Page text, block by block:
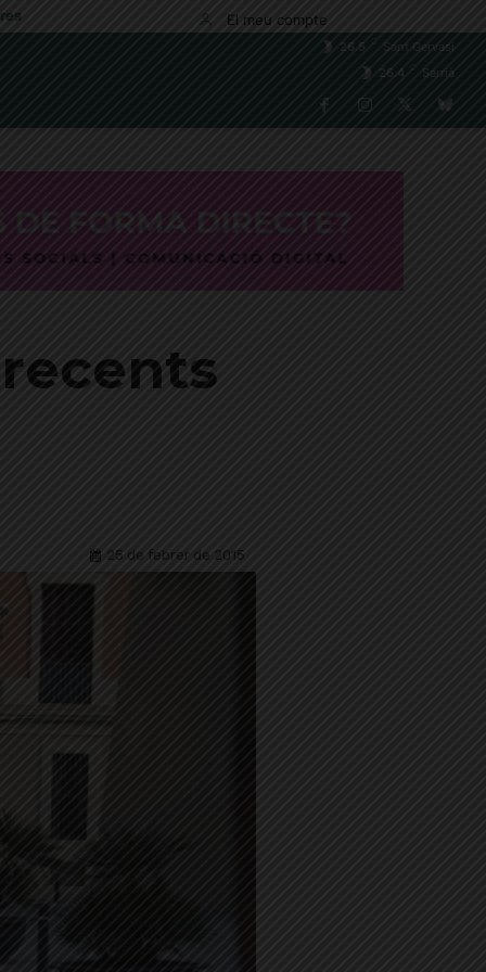
El meu compte
26.5
Sant Gervasi
26.4
Sarrià
25 de febrer de 2015